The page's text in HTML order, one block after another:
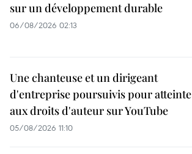
sur un développement durable
06/08/2026 02:13
Une chanteuse et un dirigeant
d'entreprise poursuivis pour atteinte
aux droits d'auteur sur YouTube
05/08/2026 11:10